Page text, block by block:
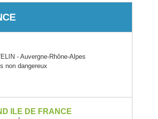
- Auvergne-Rhône-Alpes
non dangereux
ILE DE FRANCE